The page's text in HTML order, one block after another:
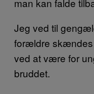
man kan falde
Jeg ved til
forældre skændes
ved at være for
bruddet.